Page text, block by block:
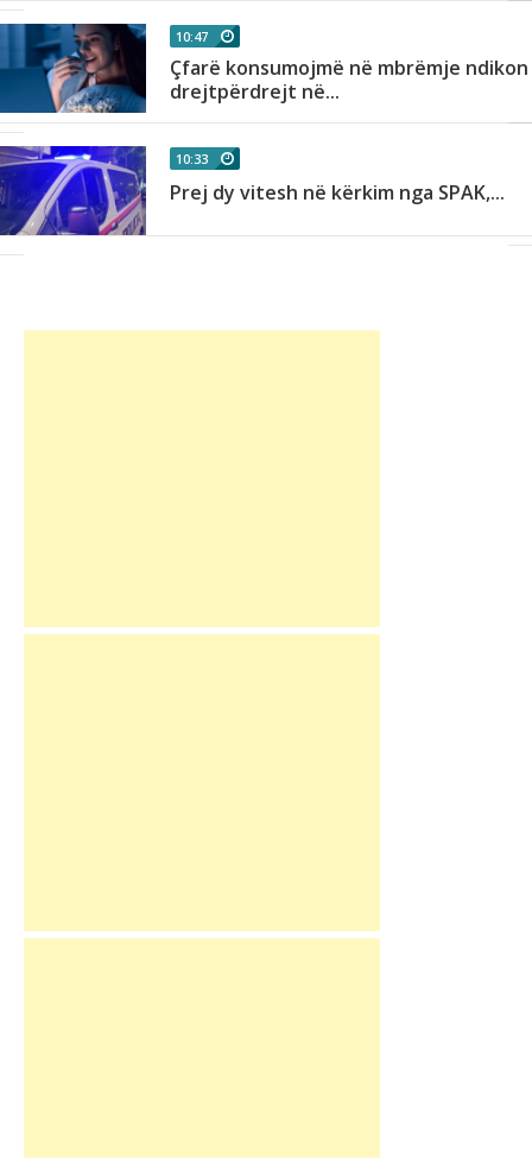
10:47
Çfarë konsumojmë në mbrëmje ndikon
drejtpërdrejt në...
10:33
Prej dy vitesh në kërkim nga SPAK,...